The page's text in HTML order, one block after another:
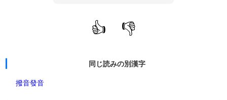
👍 👎
同じ読みの別漢字
撥音發音